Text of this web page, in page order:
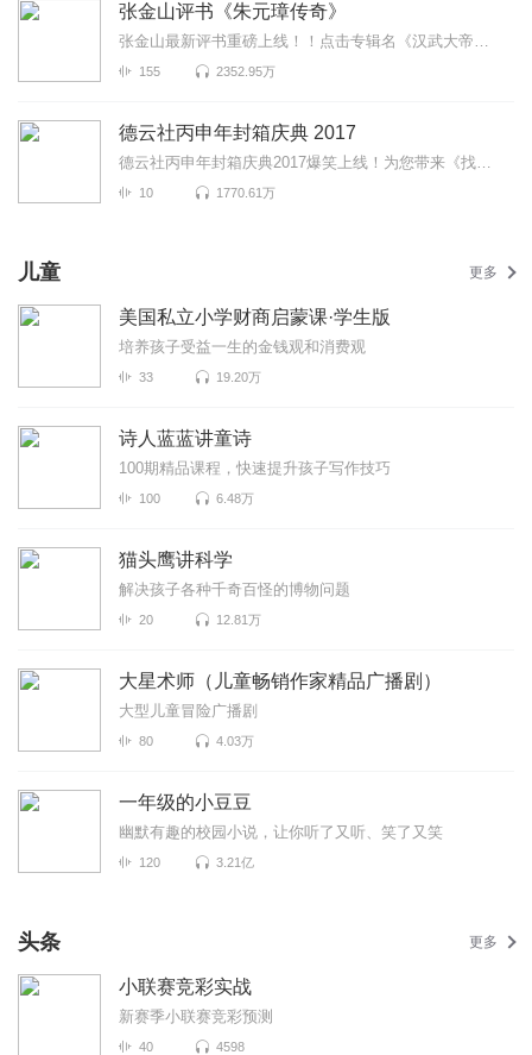
张金山评书《朱元璋传奇》
张金山最新评书重磅上线！！点击专辑名《汉武大帝刘彻传》即可收听真正统一天下的不是秦始皇竟是汉武帝...
155 2352.95万
德云社丙申年封箱庆典 2017
德云社丙申年封箱庆典2017爆笑上线！为您带来《找搭档》《下象棋》《爱情往事》等高能相声！各种爆笑包...
10 1770.61万
儿童 更多
美国私立小学财商启蒙课·学生版
培养孩子受益一生的金钱观和消费观
33 19.20万
诗人蓝蓝讲童诗
100期精品课程，快速提升孩子写作技巧
100 6.48万
猫头鹰讲科学
解决孩子各种千奇百怪的博物问题
20 12.81万
大星术师（儿童畅销作家精品广播剧）
大型儿童冒险广播剧
80 4.03万
一年级的小豆豆
幽默有趣的校园小说，让你听了又听、笑了又笑
120 3.21亿
头条 更多
小联赛竞彩实战
新赛季小联赛竞彩预测
40 4598